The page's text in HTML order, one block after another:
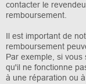
contacter le
remboursement.
Il est important de
remboursement
Par exemple, si
qu'il ne fonctionne
à une réparation ou